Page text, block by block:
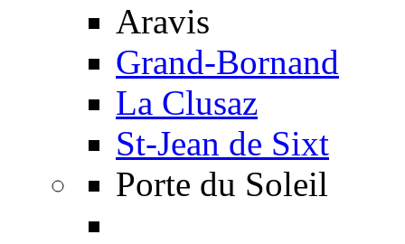
Aravis
Grand-Bornand
La Clusaz
St-Jean de Sixt
Porte du Soleil